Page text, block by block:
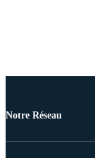
Notre Réseau